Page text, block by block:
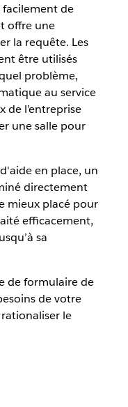
facilement de
offre une
la requête. Les
être utilisés
problème,
au service
de l’entreprise
une salle pour
en place, un
directement
mieux placé pour
efficacement,
sa
de formulaire de
de votre
le